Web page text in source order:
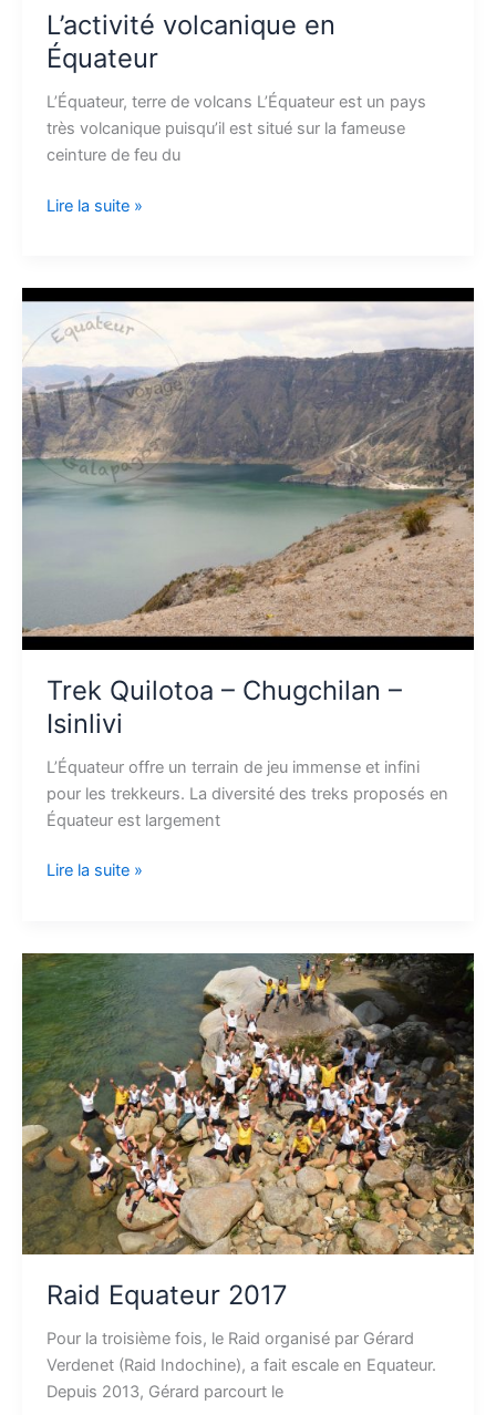
L’activité volcanique en
Équateur
L’Équateur, terre de volcans L’Équateur est un pays
très volcanique puisqu’il est situé sur la fameuse
ceinture de feu du
Lire la suite »
Trek Quilotoa – Chugchilan –
Isinlivi
L’Équateur offre un terrain de jeu immense et infini
pour les trekkeurs. La diversité des treks proposés en
Équateur est largement
Trek
Quilotoa
Chugchilan
–
Isinlivi
Lire la suite »
Raid Equateur 2017
Pour la troisième fois, le Raid organisé par Gérard
Verdenet (Raid Indochine), a fait escale en Equateur.
Depuis 2013, Gérard parcourt le
Raid
Equateur
2017